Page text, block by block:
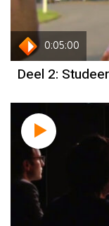
0:05:00
Deel 2: Studeer